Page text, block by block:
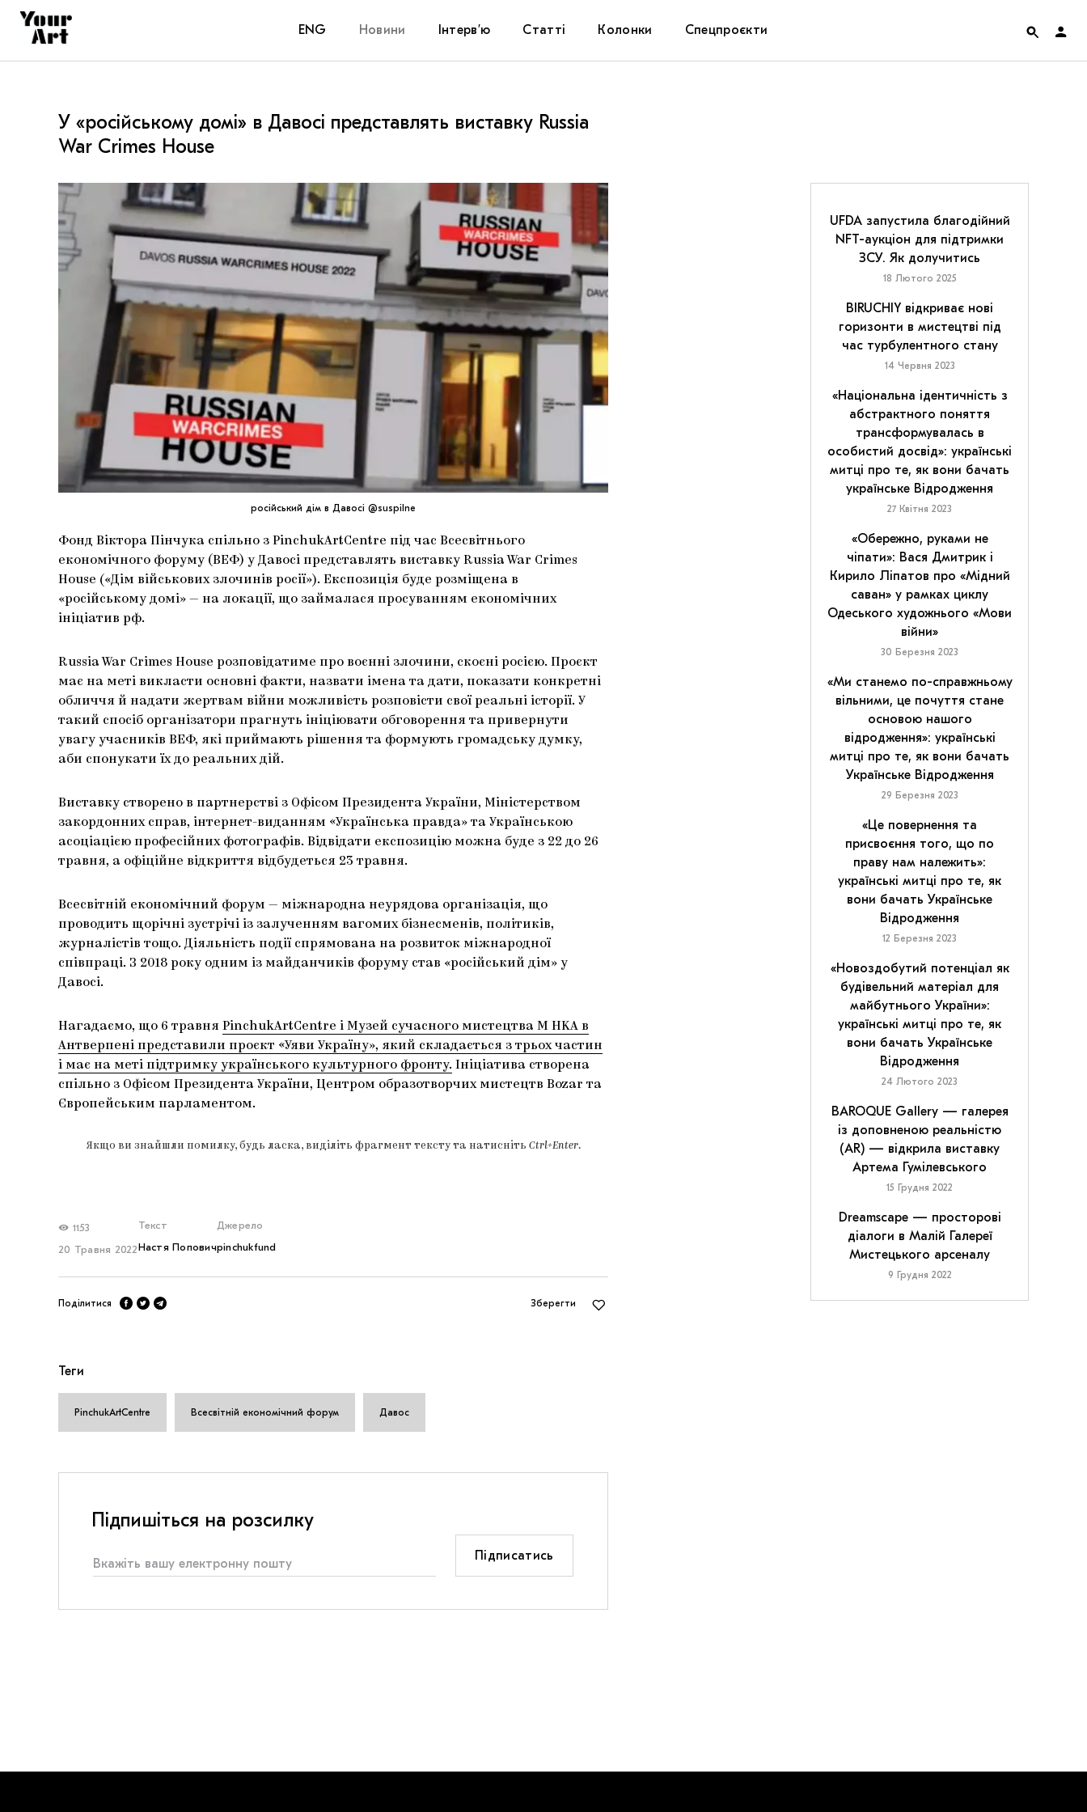
ENG Новини Інтерв’ю Статті Колонки Спецпроєкти
Carpathian Cult про різдвяні свята
У «російському домі» в Давосі представлять виставку Russia
War Crimes House
російський дім в Давосі @suspilne
Фонд Віктора Пінчука спільно з PinchukArtCentre під час Всесвітнього
економічного форуму (ВЕФ) у Давосі представлять виставку Russia War Crimes
House («Дім військових злочинів росії»). Експозиція буде розміщена в
«російському домі» — на локації, що займалася просуванням економічних
ініціатив рф.
Russia War Crimes House розповідатиме про воєнні злочини, скоєні росією. Проєкт
має на меті викласти основні факти, назвати імена та дати, показати конкретні
обличчя й надати жертвам війни можливість розповісти свої реальні історії. У
такий спосіб організатори прагнуть ініціювати обговорення та привернути
увагу учасників ВЕФ, які приймають рішення та формують громадську думку,
аби спонукати їх до реальних дій.
Виставку створено в партнерстві з Офісом Президента України, Міністерством
закордонних справ, інтернет-виданням «Українська правда» та Українською
асоціацією професійних фотографів. Відвідати експозицію можна буде з 22 до 26
травня, а офіційне відкриття відбудеться 23 травня.
Всесвітній економічний форум — міжнародна неурядова організація, що
проводить щорічні зустрічі із залученням вагомих бізнесменів, політиків,
журналістів тощо. Діяльність події спрямована на розвиток міжнародної
співпраці. З 2018 року одним із майданчиків форуму став «російський дім» у
Давосі.
Нагадаємо, що 6 травня PinchukArtCentre і Музей сучасного мистецтва M HKA в
Антверпені представили проєкт «Уяви Україну», який складається з трьох частин
і має на меті підтримку українського культурного фронту. Ініціатива створена
спільно з Офісом Президента України, Центром образотворчих мистецтв Bozar та
Європейським парламентом.
Якщо ви знайшли помилку, будь ласка, виділіть фрагмент тексту та натисніть Ctrl+Enter.
1153
20 Травня 2022
Текст
Настя Попович
Джерело
pinchukfund
Поділитися Зберегти
Теги
PinchukArtCentre Всесвітній економічний форум Давос
Підпишіться на розсилку
Підписатись
UFDA запустила благодійний
NFT-аукціон для підтримки
ЗСУ. Як долучитись
18 Лютого 2025
BIRUCHIY відкриває нові
горизонти в мистецтві під
час турбулентного стану
14 Червня 2023
«Національна ідентичність з
абстрактного поняття
трансформувалась в
особистий досвід»: українські
митці про те, як вони бачать
українське Відродження
27 Квітня 2023
«Обережно, руками не
чіпати»: Вася Дмитрик і
Кирило Ліпатов про «Мідний
саван» у рамках циклу
Одеського художнього «Мови
війни»
30 Березня 2023
«Ми станемо по-справжньому
вільними, це почуття стане
основою нашого
відродження»: українські
митці про те, як вони бачать
Українське Відродження
29 Березня 2023
«Це повернення та
присвоєння того, що по
праву нам належить»:
українські митці про те, як
вони бачать Українське
Відродження
12 Березня 2023
«Новоздобутий потенціал як
будівельний матеріал для
майбутнього України»:
українські митці про те, як
вони бачать Українське
Відродження
24 Лютого 2023
BAROQUE Gallery — галерея
із доповненою реальністю
(AR) — відкрила виставку
Артема Гумілевського
15 Грудня 2022
Dreamscape — просторові
діалоги в Малій Галереї
Мистецького арсеналу
9 Грудня 2022